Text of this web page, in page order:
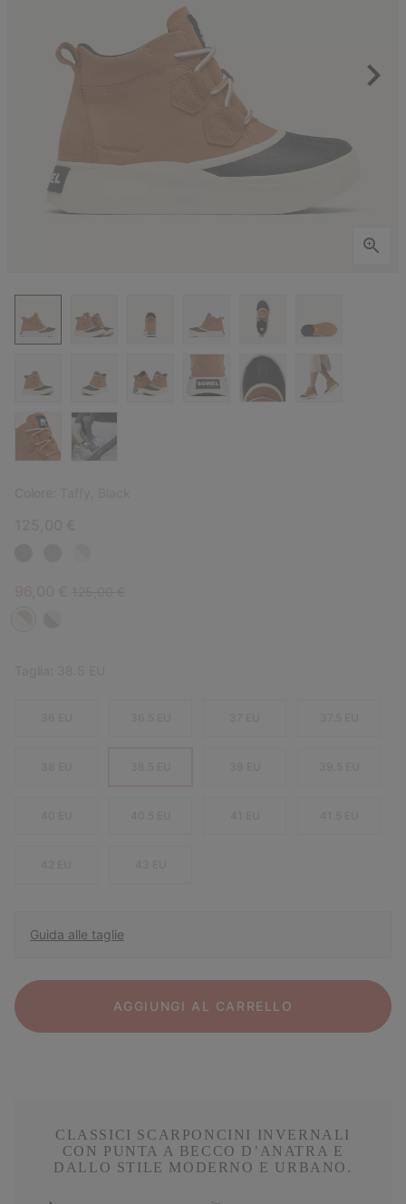
Guida alle taglie
AGGIUNGI AL CARRELLO
CLASSICI SCARPONCINI INVERNALI
CON PUNTA A BECCO D’ANATRA E
DALLO STILE MODERNO E URBANO.